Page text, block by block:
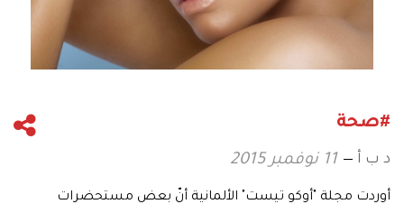
#صحة
د ب أ 11 نوفمبر 2015
أوردت مجلة "أوكو تيست" الألمانية أنّ بعض مستحضرات